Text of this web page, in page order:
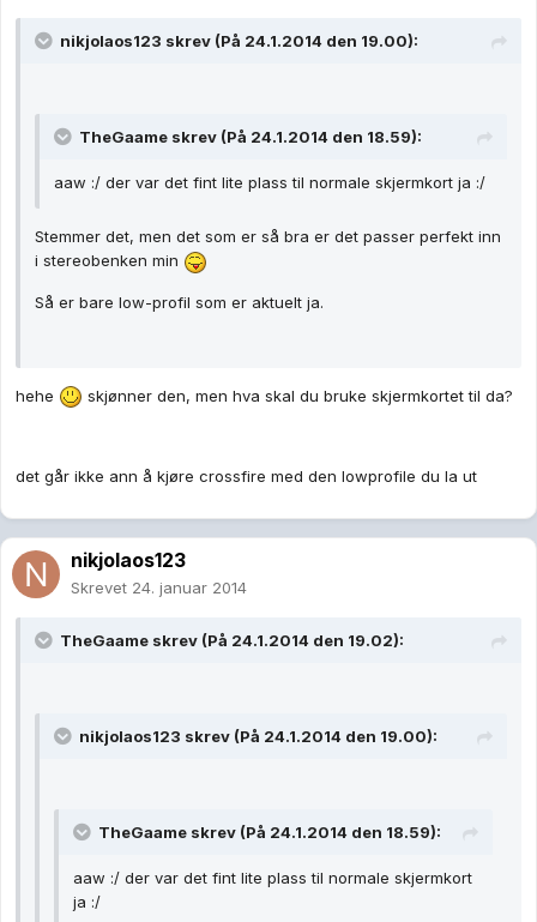
nikjolaos123 skrev (På 24.1.2014 den 19.00):
TheGaame skrev (På 24.1.2014 den 18.59):
aaw :/ der var det fint lite plass til normale skjermkort ja :/
Stemmer det, men det som er så bra er det passer perfekt inn
i stereobenken min
Så er bare low-profil som er aktuelt ja.
hehe skjønner den, men hva skal du bruke skjermkortet til da?
det går ikke ann å kjøre crossfire med den lowprofile du la ut
nikjolaos123
Skrevet 24. januar 2014
TheGaame skrev (På 24.1.2014 den 19.02):
nikjolaos123 skrev (På 24.1.2014 den 19.00):
TheGaame skrev (På 24.1.2014 den 18.59):
aaw :/ der var det fint lite plass til normale skjermkort
ja :/